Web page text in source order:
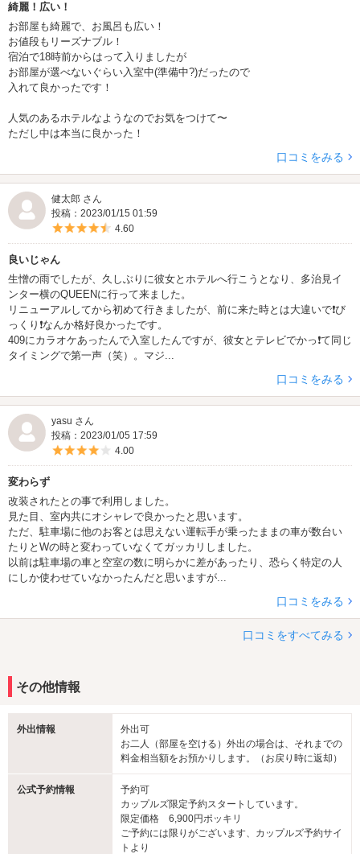
綺麗！広い！
お部屋も綺麗で、お風呂も広い！
お値段もリーズナブル！
宿泊で18時前からはって入りましたが
お部屋が選べないぐらい入室中(準備中?)だったので
入れて良かったです！
人気のあるホテルなようなのでお気をつけて〜
ただし中は本当に良かった！
口コミをみる
健太郎 さん
投稿：2023/01/15 01:59
5つ星のうち4.5
4.60
良いじゃん
生憎の雨でしたが、久しぶりに彼女とホテルへ行こうとなり、多治見イ
ンター横のQUEENに行って来ました。
リニューアルしてから初めて行きましたが、前に来た時とは大違いで❗️び
っくり❗️なんか格好良かったです。
409にカラオケあったんで入室したんですが、彼女とテレビでかっ❗️て同じ
タイミングで第一声（笑）。マジ...
口コミをみる
yasu さん
投稿：2023/01/05 17:59
5つ星のうち4
4.00
変わらず
改装されたとの事で利用しました。
見た目、室内共にオシャレで良かったと思います。
ただ、駐車場に他のお客とは思えない運転手が乗ったままの車が数台い
たりとWの時と変わっていなくてガッカリしました。
以前は駐車場の車と空室の数に明らかに差があったり、恐らく特定の人
にしか使わせていなかったんだと思いますが...
口コミをみる
口コミをすべてみる
その他情報
外出情報
外出可
お二人（部屋を空ける）外出の場合は、それまでの
料金相当額をお預かりします。（お戻り時に返却）
公式予約情報
予約可
カップルズ限定予約スタートしています。
限定価格 6,900円ポッキリ
ご予約には限りがございます、カップルズ予約サイ
トより